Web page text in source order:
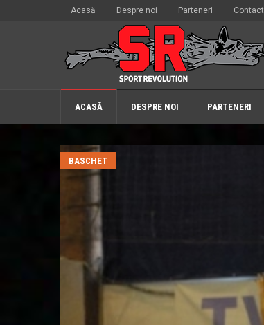
Acasă Despre noi Parteneri Contact
ACASĂ DESPRE NOI PARTENERI
BASCHET